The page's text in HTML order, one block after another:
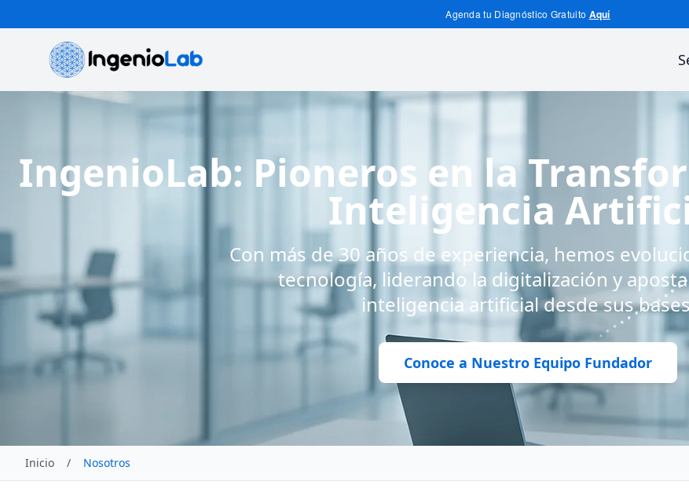
Agenda tu Diagnóstico Gratuito Aquí
IngenioLab: Pioneros en la
Inteligencia
Con más de 30 años de experiencia, hemos
tecnología, liderando la digitalización y
inteligencia artificial desde sus
Conoce a Nuestro Equipo Fundador
Inicio / Nosotros